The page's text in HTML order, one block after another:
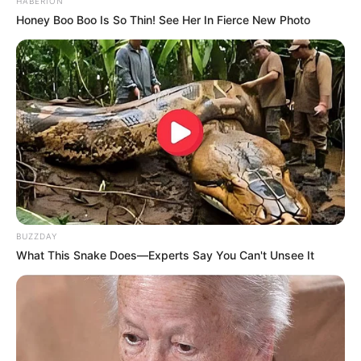
Ambyar! 10 Kalimat Baper
Pakai Bahasa Jawa Ini Bikin
Galau Abis
Fail! 10 Potret Makanan Gagal
Dimasak yang Bikin Kamu
Nggak Selera
Honey Boo Boo Is So Thin! See Her In Fierce New Photo
BUZZDAY
What This Snake Does—Experts Say You Can't Unsee It